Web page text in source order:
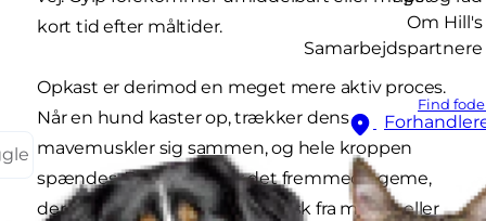
Om Hill's
Samarbejdspartnere
Find
kort tid efter måltider.
Opkast er derimod en meget mere aktiv proces.
Når en hund kaster op, trækker dens
mavemuskler sig sammen, og hele kroppen
spændes. Den mad eller det fremmedlegeme,
der kommer op, stammer typisk fra maven eller